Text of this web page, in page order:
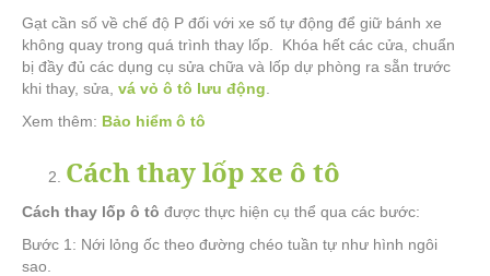
Gạt cần số về chế độ P đối với xe số tự động để giữ bánh xe
không quay trong quá trình thay lốp. Khóa hết các cửa, chuẩn
bị đầy đủ các dụng cụ sửa chữa và lốp dự phòng ra sẵn trước
khi thay, sửa, vá vỏ ô tô lưu động
Xem thêm: Bảo hiểm ô tô
Cách thay lốp xe ô tô
Cách thay lốp ô tô được thực hiện cụ thể qua các bước:
Bước 1: Nới lỏng ốc theo đường chéo tuần tự như hình ngôi
sao.